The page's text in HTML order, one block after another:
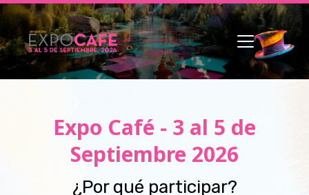
Expo Café - 3 al 5 de
Septiembre 2026
¿Por qué participar?